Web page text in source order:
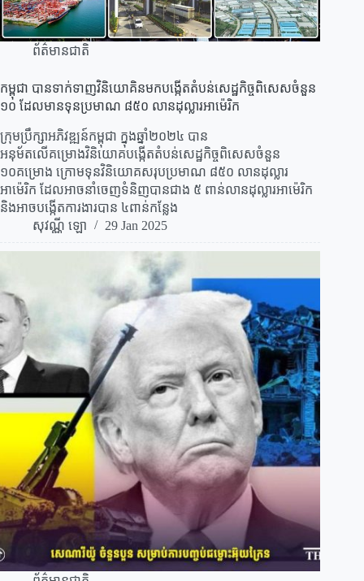
ព័ត៌មានជាតិ
កម្ពុជា បានទាក់ទាញវិនិយោគិនមកបង្កើតតំបន់សេដ្ឋកិច្ចពិសេសចំនួន
១០ ដែលមានទុនប្រមាណ ៨៥០ លានដុល្លារអាម៉េរិក
ក្រុមប្រឹក្សាអភិវឌ្ឍន៍កម្ពុជា ក្នុងឆ្នាំ២០២៤ បាន
អនុម័តលើគម្រោងវិនិយោគបង្កើតតំបន់សេដ្ឋកិច្ចពិសេសចំនួន
១០គម្រោង ក្រោមទុនវិនិយោគសរុបប្រមាណ ៨៥០ លានដុល្លារ
អាម៉េរិក ដែលអាចនាំចេញទំនិញបានជាង ៥ ពាន់លានដុល្លារអាម៉េរិក
និងអាចបង្កើតការងារបាន ៤ពាន់កន្លែង
សុវណ្ណី ឡោ
29 Jan 2025